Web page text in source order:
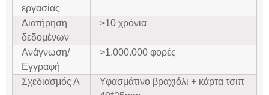
εργασίας
Διατήρηση
δεδομένων
>10 χρόνια
Ανάγνωση/
Εγγραφή
>1.000.000 φορές
Σχεδιασμός Α
Υφασμάτινο βραχιόλι + κάρτα τσιπ